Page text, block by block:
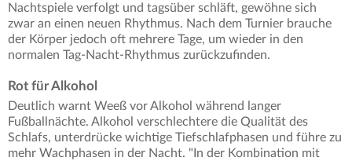
Nachtspiele verfolgt und tagsüber schläft, gewöhne sich
zwar an einen neuen Rhythmus. Nach dem Turnier brauche
der Körper jedoch oft mehrere Tage, um wieder in den
normalen Tag-Nacht-Rhythmus zurückzufinden.
Rot für Alkohol
Deutlich warnt Weeß vor Alkohol während langer
Fußballnächte. Alkohol verschlechtere die Qualität des
Schlafs, unterdrücke wichtige Tiefschlafphasen und führe zu
mehr Wachphasen in der Nacht. "In der Kombination mit